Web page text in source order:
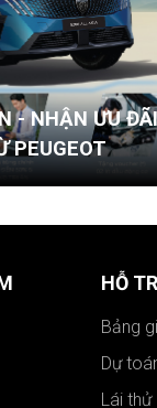
- NHẬN ƯU
PEUGEOT
HỖ
Bảng
Dự
Lái thử